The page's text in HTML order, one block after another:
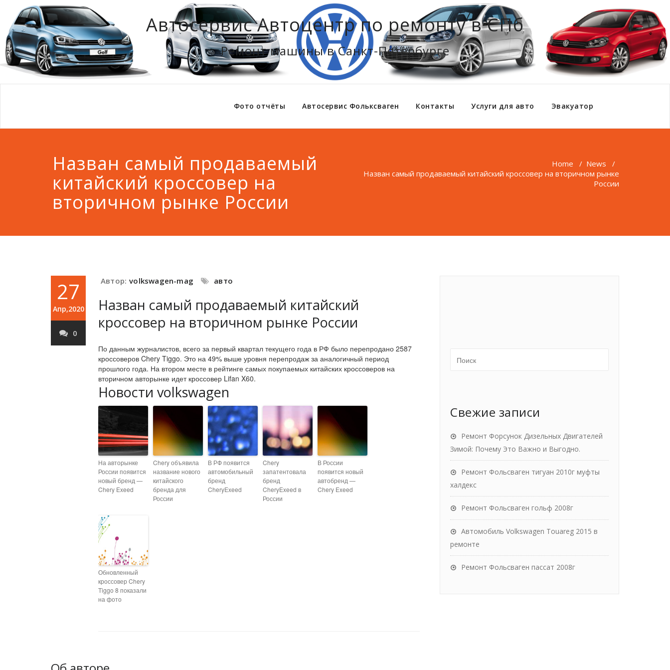
Автосервис Автоцентр по ремонту в СПб
Ремонт машины в Санкт-Петербурге
Фото отчёты Автосервис Фольксваген Контакты Услуги для авто Эвакуатор
Назван самый продаваемый
китайский кроссовер на
вторичном рынке России
Home / News /
Назван самый продаваемый китайский кроссовер на вторичном рынке
России
27
Апр,2020
0
Автор: volkswagen-mag авто
Назван самый продаваемый китайский
кроссовер на вторичном рынке России
По данным журналистов, всего за первый квартал текущего года в РФ было перепродано 2587
кроссоверов Chery Tiggo. Это на 49% выше уровня перепродаж за аналогичный период
прошлого года. На втором месте в рейтинге самых покупаемых китайских кроссоверов на
вторичном авторынке идет кроссовер Lifan X60.
Новости volkswagen
На авторынке
России появится
новый бренд —
Chery Exeed
Chery объявила
название нового
китайского
бренда для
России
В РФ появится
автомобильный
бренд
CheryExeed
Chery
запатентовала
бренд
CheryExeed в
России
В России
появится новый
автобренд —
Chery Exeed
Обновленный
кроссовер Chery
Tiggo 8 показали
на фото
Свежие записи
Ремонт Форсунок Дизельных Двигателей
Зимой: Почему Это Важно и Выгодно.
Ремонт Фольсваген тигуан 2010г муфты
халдекс
Ремонт Фольсваген гольф 2008г
Автомобиль Volkswagen Touareg 2015 в
ремонте
Ремонт Фольсваген пассат 2008г